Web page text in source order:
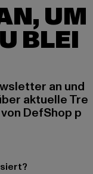
UM
BLEI
an und
aktuelle Tre
DefShop p